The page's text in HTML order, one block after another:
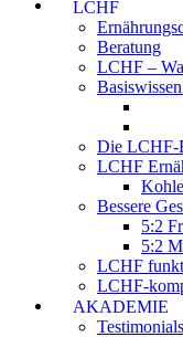
LCHF
Beratung
LCHF –
Die LCHF-
LCHF
Bessere
5:2
5:2
LCHF
LCHF-
AKADEMIE
Testimonials